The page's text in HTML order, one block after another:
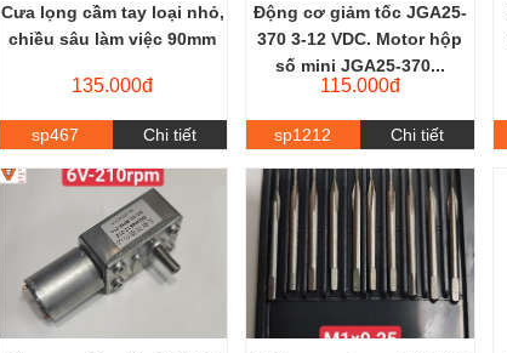
Cưa lọng cầm tay loại nhỏ,
chiều sâu làm việc 90mm
135.000đ
sp467 Chi tiết
Động cơ giảm tốc JGA25-
370 3-12 VDC. Motor hộp
số mini JGA25-370...
115.000đ
sp1212 Chi tiết